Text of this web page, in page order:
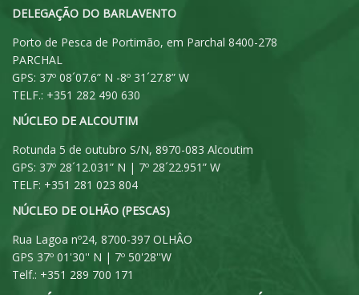
DELEGAÇÃO DO BARLAVENTO
Porto de Pesca de Portimão, em Parchal 8400-278
PARCHAL
GPS: 37º 08´07.6” N -8º 31´27.8” W
TELF.: +351 282 490 630
NÚCLEO DE ALCOUTIM
Rotunda 5 de outubro S/N, 8970-083 Alcoutim
GPS: 37º 28´12.031” N | 7º 28´22.951” W
TELF: +351 281 023 804
NÚCLEO DE OLHÃO (PESCAS)
Rua Lagoa nº24, 8700-397 OLHÂO
GPS 37º 01'30'' N | 7º 50'28''W
Telf.: +351 289 700 171